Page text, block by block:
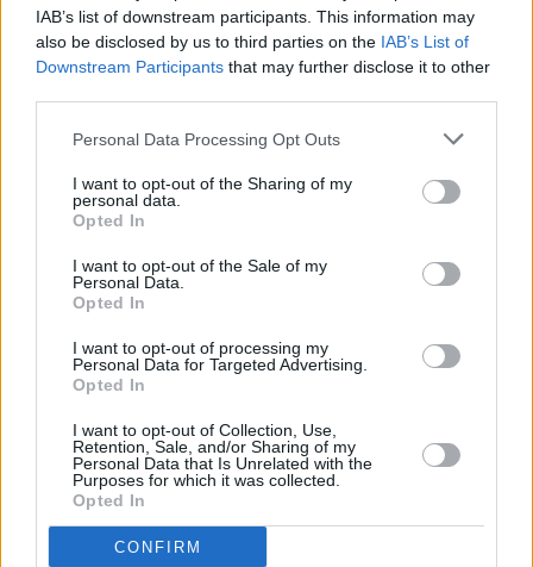
IAB’s list of downstream participants. This information may
also be disclosed by us to third parties on the IAB’s List of
Downstream Participants that may further disclose it to other
Personal Data Processing Opt Outs
I want to opt-out of the Sharing of my
personal data.
Opted In
I want to opt-out of the Sale of my
Personal Data.
Opted In
I want to opt-out of processing my
Personal Data for Targeted Advertising.
Opted In
I want to opt-out of Collection, Use,
Retention, Sale, and/or Sharing of my
Personal Data that Is Unrelated with the
Purposes for which it was collected.
Opted In
CONFIRM
17 grudnia 2012, 19:44
Trzynaście obiektów pożądania
pracownika. Nadal chcemy
pracować w gigantycznych
koncernach